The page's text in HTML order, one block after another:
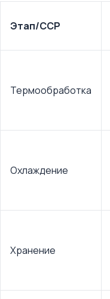
Этап/CCP
Термообработка
Охлаждение
Хранение